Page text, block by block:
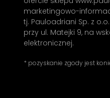
marketingowo-
tj. Pauloadriani Sp. z
przy ul. Matejki 9, na
elektronicznej.
* pozyskanie zgody jest